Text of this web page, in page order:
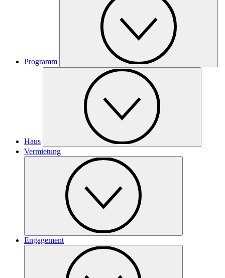
Programm
Haus
Vermietung
Engagement